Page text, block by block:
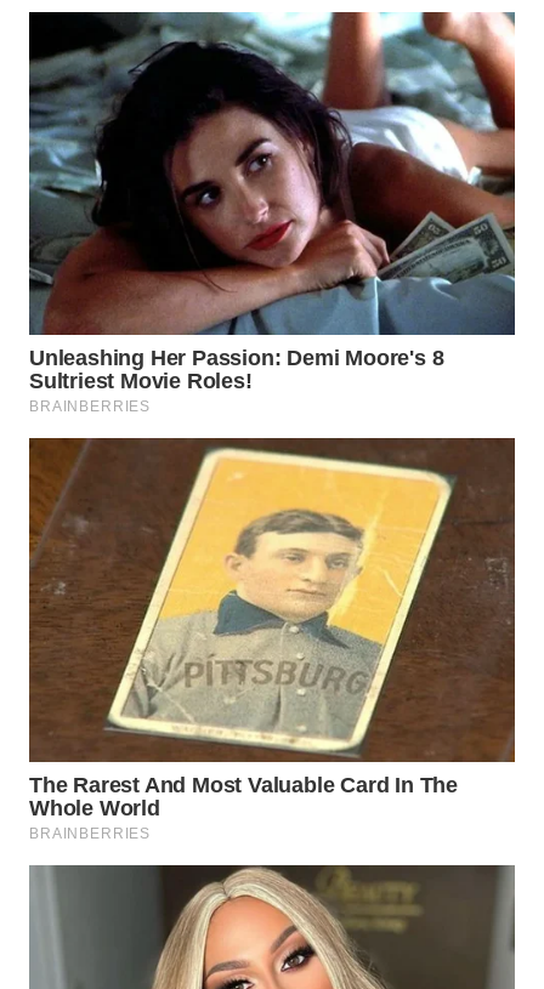
SEMARANG
WN
SOLO
WN
BOROBUDUR
WN
MADURA
SURABAYA
WN
NATUNA
WN
BINTAN
WN
MANDALIKA
LIKUPANG
WN
LABUANBAJO